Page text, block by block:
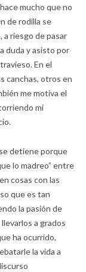
mucho que no
de rodilla se
riesgo de pasar
duda y asisto por
En el
canchas, otros en
me motiva el
mi
detiene porque
lo madreo” entre
cosas con las
que es tan
la pasión de
a grados
ha ocurrido,
la vida a